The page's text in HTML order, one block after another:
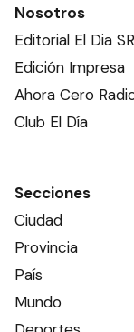
Nosotros
Editorial El Dia
Edición Impresa
Ahora Cero
Club El Día
Secciones
Ciudad
Provincia
País
Mundo